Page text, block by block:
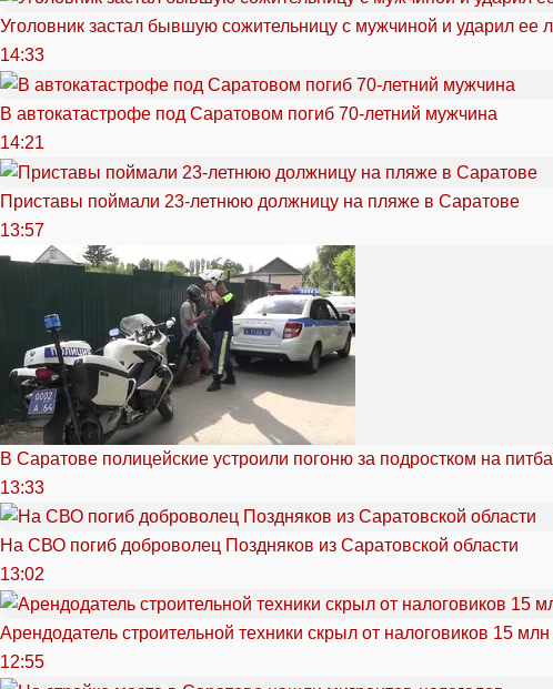
Уголовник застал бывшую сожительницу с мужчиной и ударил ее
14:33
В автокатастрофе под Саратовом погиб 70-летний мужчина
14:21
Приставы поймали 23-летнюю должницу на пляже в Саратове
13:57
В Саратове полицейские устроили погоню за подростком на
13:33
На СВО погиб доброволец Поздняков из Саратовской области
13:02
Арендодатель строительной техники скрыл от налоговиков 15 млн
12:55